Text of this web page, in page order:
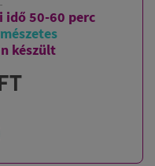
idő 50-60 perc
készült